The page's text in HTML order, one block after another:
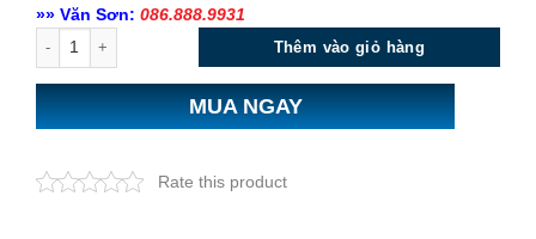
»» Văn Sơn: 086.888.9931
Thêm vào giỏ hàng
MUA NGAY
Rate this product